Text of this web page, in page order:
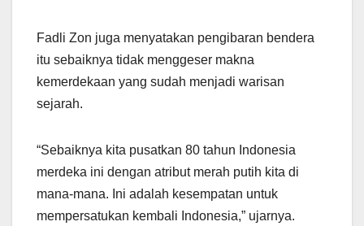
Fadli Zon juga menyatakan pengibaran bendera
itu sebaiknya tidak menggeser makna
kemerdekaan yang sudah menjadi warisan
sejarah.
“Sebaiknya kita pusatkan 80 tahun Indonesia
merdeka ini dengan atribut merah putih kita di
mana-mana. Ini adalah kesempatan untuk
mempersatukan kembali Indonesia,” ujarnya.